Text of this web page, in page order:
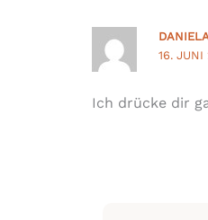
16. JUNI
Ich drücke dir